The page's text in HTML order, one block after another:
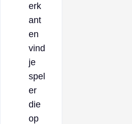
erk
ant
en
vind
je
spel
er
die
op